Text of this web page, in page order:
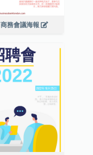
商務會議海報